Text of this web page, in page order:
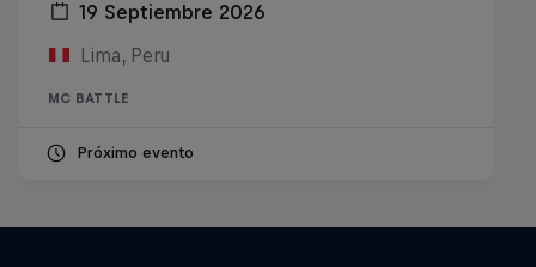
19 Septiembre 2026
Lima, Peru
MC BATTLE
Próximo evento